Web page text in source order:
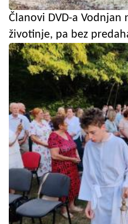
Članovi DVD-a
životinje, pa bez